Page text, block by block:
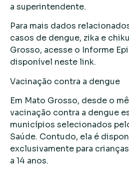
a superintendente.
Para mais dados
casos de dengue, zika e
Grosso, acesse o Informe
disponível neste link.
Vacinação contra a dengue
Em Mato Grosso, desde o
vacinação contra a dengue
municípios selecionados
Saúde. Contudo, ela é
exclusivamente para
a 14 anos.